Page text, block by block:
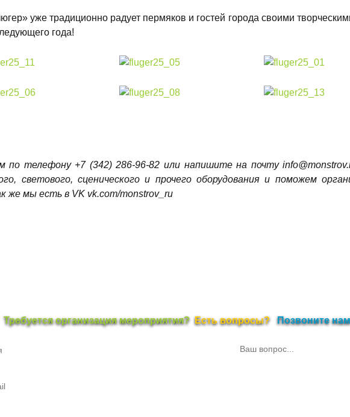
уже традиционно радует пермяков и гостей города своими
года!
по телефону +7 (342) 286-96-82 или напишите на почту
светового, сценического и прочего оборудования и поможем
же мы есть в VK vk.com/monstrov_ru
Требуется организация мероприятия? Есть вопросы? Позвоните